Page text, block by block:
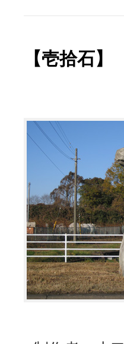
【壱拾石】